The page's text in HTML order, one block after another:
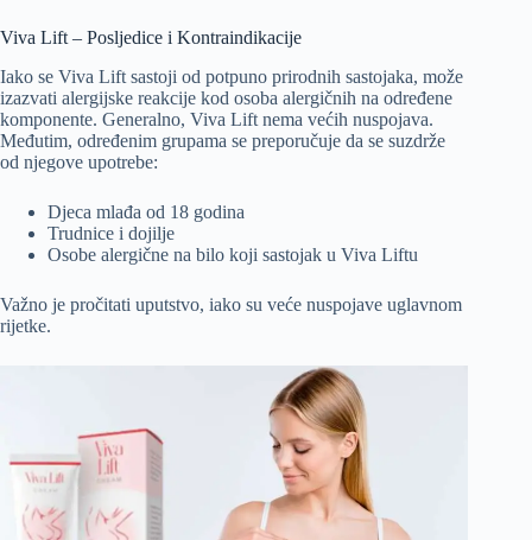
Viva Lift – Posljedice i Kontraindikacije
Iako se Viva Lift sastoji od potpuno prirodnih sastojaka, može
izazvati alergijske reakcije kod osoba alergičnih na određene
komponente. Generalno, Viva Lift nema većih nuspojava.
Međutim, određenim grupama se preporučuje da se suzdrže
od njegove upotrebe:
Djeca mlađa od 18 godina
Trudnice i dojilje
Osobe alergične na bilo koji sastojak u Viva Liftu
Važno je pročitati uputstvo, iako su veće nuspojave uglavnom
rijetke.